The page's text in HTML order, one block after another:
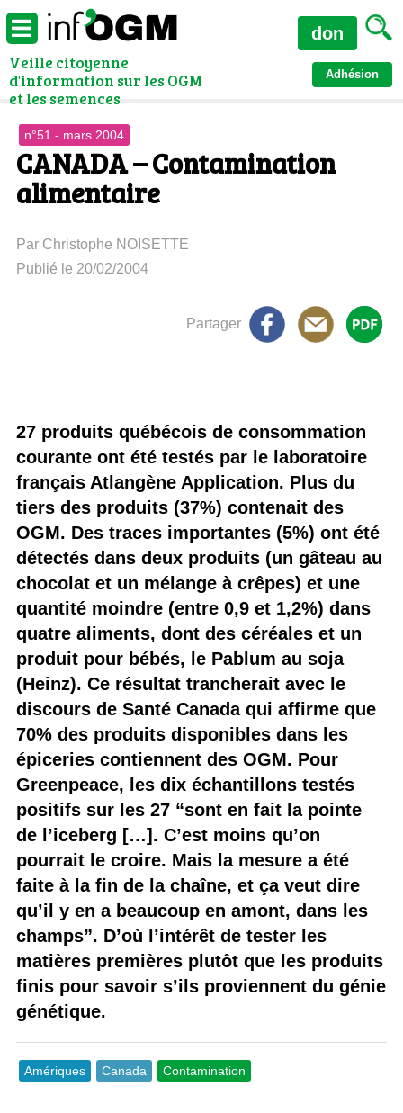
Veille citoyenne
d'information sur les OGM
et les semences
Adhésion
don
n°51 - mars 2004
CANADA – Contamination
alimentaire
Par Christophe NOISETTE
Publié le 20/02/2004
Partager
27 produits québécois de consommation
courante ont été testés par le laboratoire
français Atlangène Application. Plus du
tiers des produits (37%) contenait des
OGM. Des traces importantes (5%) ont été
détectés dans deux produits (un gâteau au
chocolat et un mélange à crêpes) et une
quantité moindre (entre 0,9 et 1,2%) dans
quatre aliments, dont des céréales et un
produit pour bébés, le Pablum au soja
(Heinz). Ce résultat trancherait avec le
discours de Santé Canada qui affirme que
70% des produits disponibles dans les
épiceries contiennent des OGM. Pour
Greenpeace, les dix échantillons testés
positifs sur les 27 “sont en fait la pointe
de l’iceberg […]. C’est moins qu’on
pourrait le croire. Mais la mesure a été
faite à la fin de la chaîne, et ça veut dire
qu’il y en a beaucoup en amont, dans les
champs”. D’où l’intérêt de tester les
matières premières plutôt que les produits
finis pour savoir s’ils proviennent du génie
génétique.
Amériques Canada Contamination